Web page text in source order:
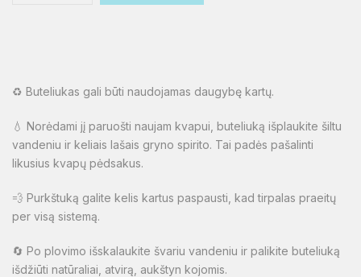
♻️ Buteliukas gali būti naudojamas daugybę kartų.
💧 Norėdami jį paruošti naujam kvapui, buteliuką išplaukite šiltu
vandeniu ir keliais lašais gryno spirito. Tai padės pašalinti
likusius kvapų pėdsakus.
💨 Purkštuką galite kelis kartus paspausti, kad tirpalas praeitų
per visą sistemą.
🔄 Po plovimo išskalaukite švariu vandeniu ir palikite buteliuką
išdžiūti natūraliai, atvirą, aukštyn kojomis.